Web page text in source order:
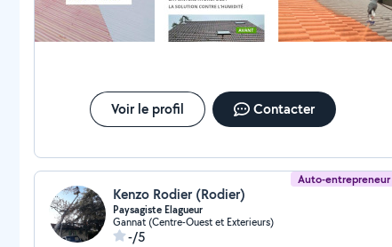
Voir le profil Contacter
Auto-entrepreneur
Kenzo Rodier (Rodier)
Paysagiste Elagueur
Gannat (Centre-Ouest et Exterieurs)
-/5